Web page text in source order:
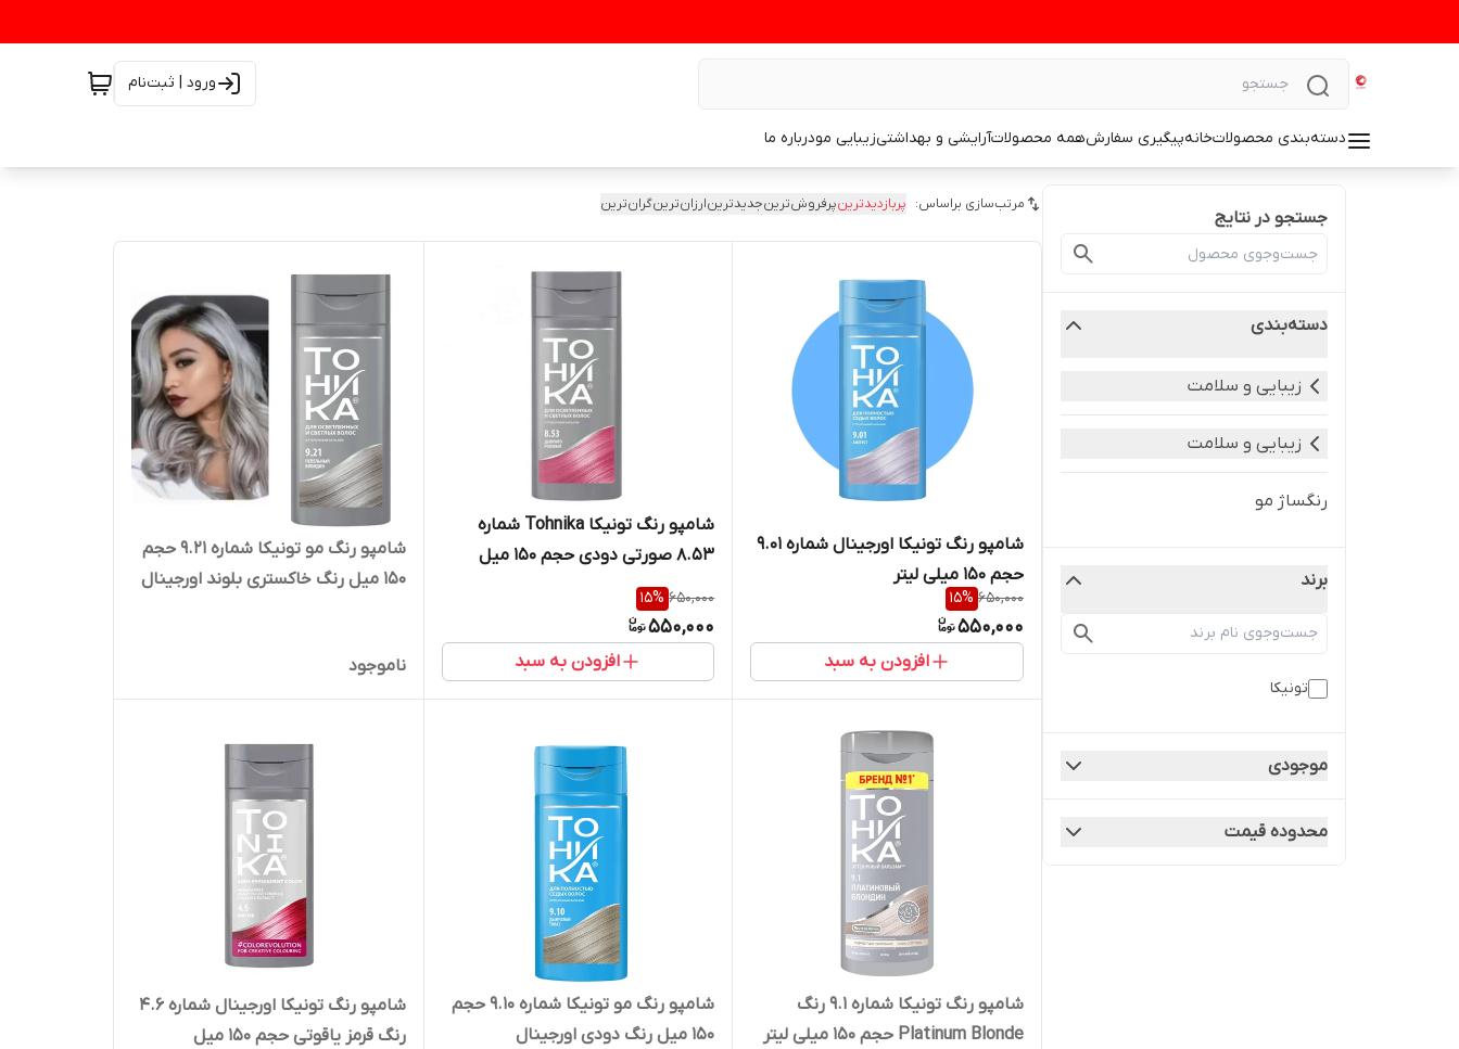
ورود | ثبت‌نام
دسته‌بندی محصولاتخانهپیگیری سفارشهمه محصولاتآرایشی و بهداشتیزیبایی مودرباره ما
جستجو در نتایج
دسته‌بندی
زیبایی و سلامت
زیبایی و سلامت
رنگساژ مو
برند
تونیکا
موجودی
محدوده قیمت
مرتب‌سازی براساس: پربازدیدترینپرفروش‌ترینجدیدترینارزان‌ترینگران‌ترین
شامپو رنگ تونیکا اورجینال شماره ۹.۰۱
حجم ۱۵۰ میلی لیتر
650,000
15%
550,000
افزودن به سبد
شامپو رنگ تونیکا Tohnika شماره
8.53 صورتی دودی حجم 150 میل
650,000
15%
550,000
افزودن به سبد
شامپو رنگ مو تونیکا شماره 9.21 حجم
150 میل رنگ خاکستری بلوند اورجینال
ناموجود
شامپو رنگ تونیکا شماره 9.1 رنگ
Platinum Blonde حجم 150 میلی لیتر
شامپو رنگ مو تونیکا شماره 9.10 حجم
150 میل رنگ دودی اورجینال
شامپو رنگ تونیکا اورجینال شماره 4.6
رنگ قرمز یاقوتی حجم 150 میل